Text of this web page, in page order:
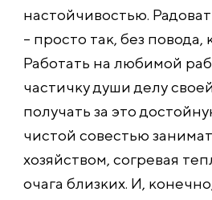
настойчивостью.
– просто так, без
Работать на любимой
частичку души делу
получать за это
чистой совестью
хозяйством, согревая
очага близких. И,